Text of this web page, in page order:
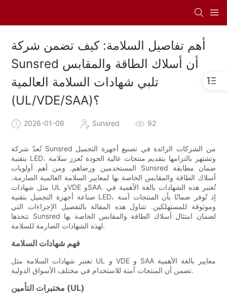
أهم تفاصيل السلامة: كيف تضمن شركة
Sunsred أن أسلاك الطاقة والمقابس
تلبي شهادات السلامة العالمية
(UL/VDE/SAA)؟
2026-01-06 Sunsred 92
تُعدّ شركة Sunsred من الشركات الرائدة في تصنيع أجهزة التجميل
بتقنية LED، وتشتهر بالتزامها بتقديم منتجات عالية الجودة تُعزز سلامة
المستخدمين ورضاهم. ومن أهم أولويات Sunsred ضمان مطابقة
أسلاك الطاقة والمقابس الخاصة بها لمعايير السلامة العالمية الصارمة،
مثل شهادات UL وVDE وSAA. تُعتبر هذه الشهادات بالغة الأهمية في
صناعة أجهزة التجميل بتقنية LED، إذ تُوفر ضمانًا بأن المنتجات آمنة
وموثوقة للمستهلكين. تتناول هذه المقالة بالتفصيل الإجراءات التي
تتخذها Sunsred لضمان امتثال أسلاك الطاقة والمقابس الخاصة بها
لهذه الشهادات الصارمة للسلامة.
فهم شهادات السلامة
تعتبر شهادات السلامة مثل UL و VDE و SAA معايير بالغة الأهمية
تضمن أن المنتجات آمنة للاستخدام في مختلف الأسواق الدولية.
مختبرات التأمين (UL)